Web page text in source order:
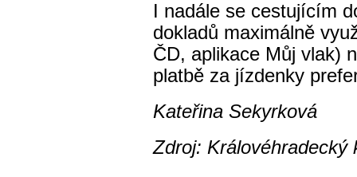
I nadále se cestujícím
dokladů maximálně
ČD, aplikace Můj vlak)
platbě za jízdenky
Kateřina Sekyrková
Zdroj: Královéhradecký